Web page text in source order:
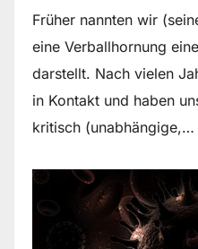
Früher nannten wir
eine Verballhornung
darstellt. Nach vielen
in Kontakt und haben
kritisch (unabhängige,…